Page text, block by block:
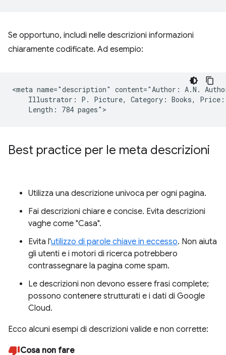
Se opportuno, includi nelle descrizioni informazioni
chiaramente codificate. Ad esempio:
<meta name="description" content="Author: A.N.
Illustrator: P. Picture, Category: Books,
Best practice per le meta descrizioni
Utilizza una descrizione univoca per ogni pagina.
Fai descrizioni chiare e concise. Evita descrizioni
vaghe come "Casa".
Evita l'utilizzo di parole chiave in eccesso. Non aiuta
gli utenti e i motori di ricerca potrebbero
contrassegnare la pagina come spam.
Le descrizioni non devono essere frasi complete;
possono contenere strutturati e i dati di Google
Cloud.
Ecco alcuni esempi di descrizioni valide e non corrette:
Cosa non fare